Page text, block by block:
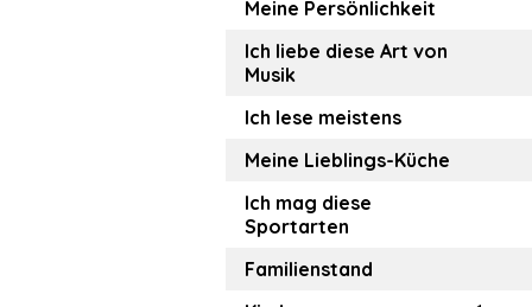
Meine Persönlichkeit
Ich liebe diese Art von
Musik
Ich lese meistens
Meine Lieblings-Küche
Ich mag diese
Sportarten
Familienstand